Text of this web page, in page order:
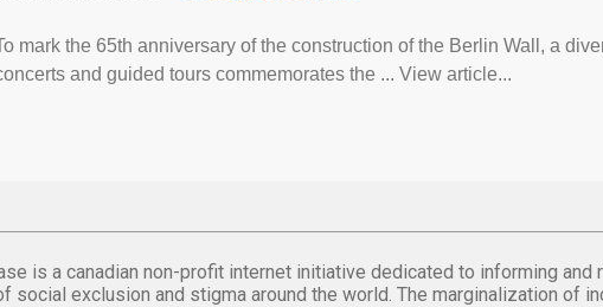
mark the 65th anniversary of the construction of the Berlin Wall, a
and guided tours commemorates the ... View article...
is a canadian non-profit internet initiative dedicated to informing and
social exclusion and stigma around the world. The marginalization of